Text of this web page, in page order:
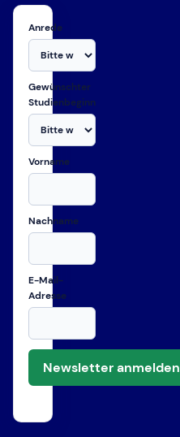
Anrede
Gewünschter
Studienbeginn
Vorname
Nachname
E-Mail-
Adresse
Newsletter anmelden